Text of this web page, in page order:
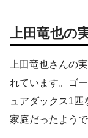
上田竜也の
上田竜也さんの
れています。ゴ
ュアダックス1
家庭だったようで